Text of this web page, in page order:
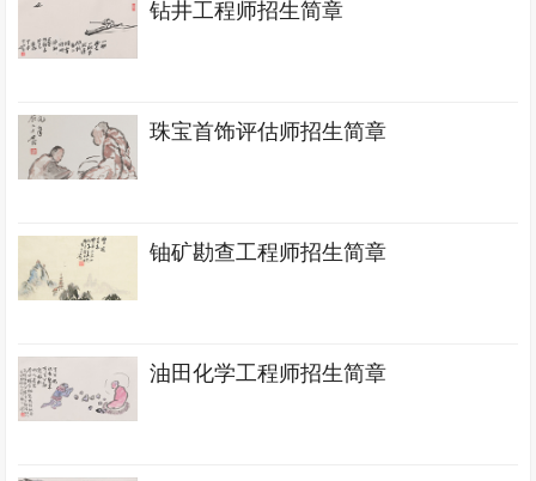
钻井工程师招生简章
珠宝首饰评估师招生简章
铀矿勘查工程师招生简章
油田化学工程师招生简章